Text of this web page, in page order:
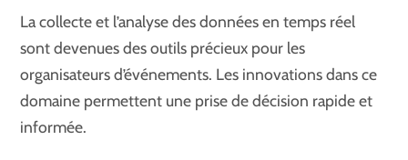
La collecte et l’analyse des données en temps réel
sont devenues des outils précieux pour les
organisateurs d’événements. Les innovations dans ce
domaine permettent une prise de décision rapide et
informée.